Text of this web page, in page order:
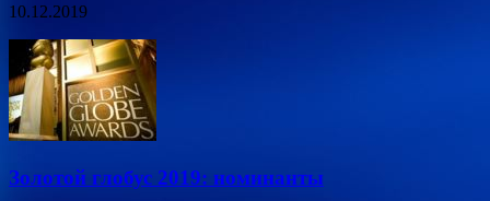
10.12.2019
Золотой глобус 2019: номинанты